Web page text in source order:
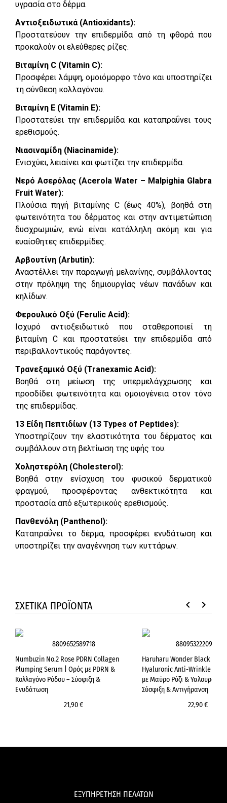
υγρασία στο δέρμα.
Αντιοξειδωτικά (Antioxidants):
Προστατεύουν την επιδερμίδα από τη φθορά που
προκαλούν οι ελεύθερες ρίζες.
Βιταμίνη C (Vitamin C):
Προσφέρει λάμψη, ομοιόμορφο τόνο και υποστηρίζει
τη σύνθεση κολλαγόνου.
Βιταμίνη E (Vitamin E):
Προστατεύει την επιδερμίδα και καταπραΰνει τους
ερεθισμούς.
Νιασιναμίδη (Niacinamide):
Ενισχύει, λειαίνει και φωτίζει την επιδερμίδα.
Νερό Ασερόλας (Acerola Water – Malpighia Glabra
Fruit Water):
Πλούσια πηγή βιταμίνης C (έως 40%), βοηθά στη
φωτεινότητα του δέρματος και στην αντιμετώπιση
δυσχρωμιών, ενώ είναι κατάλληλη ακόμη και για
ευαίσθητες επιδερμίδες.
Αρβουτίνη (Arbutin):
Αναστέλλει την παραγωγή μελανίνης, συμβάλλοντας
στην πρόληψη της δημιουργίας νέων πανάδων και
κηλίδων.
Φερουλικό Οξύ (Ferulic Acid):
Ισχυρό αντιοξειδωτικό που σταθεροποιεί τη
βιταμίνη C και προστατεύει την επιδερμίδα από
περιβαλλοντικούς παράγοντες.
Τρανεξαμικό Οξύ (Tranexamic Acid):
Βοηθά στη μείωση της υπερμελάγχρωσης και
προσδίδει φωτεινότητα και ομοιογένεια στον τόνο
της επιδερμίδας.
13 Είδη Πεπτιδίων (13 Types of Peptides):
Υποστηρίζουν την ελαστικότητα του δέρματος και
συμβάλλουν στη βελτίωση της υφής του.
Χοληστερόλη (Cholesterol):
Βοηθά στην ενίσχυση του φυσικού δερματικού
φραγμού, προσφέροντας ανθεκτικότητα και
προστασία από εξωτερικούς ερεθισμούς.
Πανθενόλη (Panthenol):
Καταπραΰνει το δέρμα, προσφέρει ενυδάτωση και
υποστηρίζει την αναγέννηση των κυττάρων.
ΣΧΕΤΙΚΑ ΠΡΟΪΟΝΤΑ keyboard_arrow_left keyboard_arrow_right
8809652589718
Numbuzin No.2 Rose PDRN Collagen
Plumping Serum | Ορός με PDRN &
Κολλαγόνο Ρόδου – Σύσφιξη &
Ενυδάτωση
21,90 €
8809532220908
Haruharu Wonder Black Rice
Hyaluronic Anti-Wrinkle
με Μαύρο Ρύζι &
Σύσφιξη & Αντιγήρανση
22,90 €
ΕΞΥΠΗΡΕΤΗΣΗ ΠΕΛΑΤΩΝ